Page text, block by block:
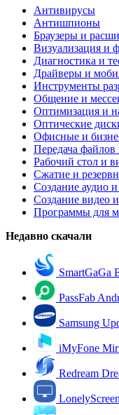
Антивирусы
Антишпионы
Браузеры и
Визуализация и
Диагностика и
Драйверы и
Инструменты
Общение и
Оптимизация и
Оптические
Офисные и
Передача файлов
Рабочий стол и
Сжатие и
Создание аудио
Создание видео
Программы для
Недавно скачали
SmartGaGa
PassFab
Samsung
iMyFone
Redream
LonelyScreen